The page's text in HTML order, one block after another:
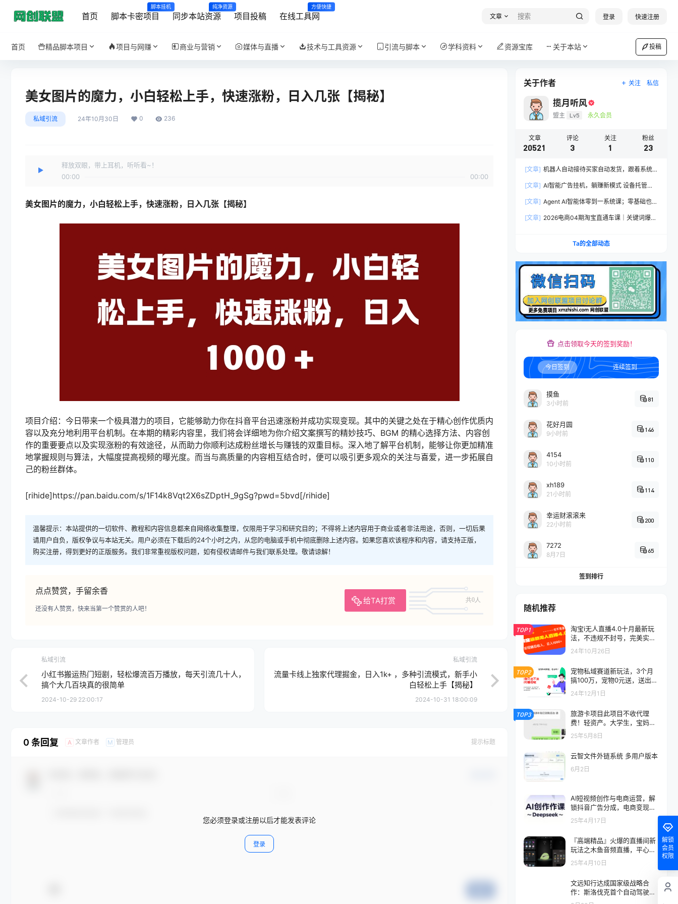
首页 脚本卡密项目
脚本挂机
同步本站资源
纯净资源
项目投稿 在线工具网
方便快捷
文章 登录 快速注册
首页 精品脚本项目 项目与网赚 商业与营销 媒体与直播 技术与工具资源 引流与脚本 学科资料 资源宝库 关于本站 投稿
美女图片的魔力，小白轻松上手，快速涨粉，日入几张【揭秘】
私域引流 24年10月30日 0 236
释放双眼，带上耳机，听听看~！
00:00
00:00
美女图片的魔力，小白轻松上手， 快速涨粉，日入几张【揭秘】
项目介绍：今日带来一个极具潜力的项目，它能够助力你在抖音平台迅速涨粉并成功实现变现。其中的关键之处在于精心创作优质内
容以及充分地利用平台机制。在本期的精彩内容里，我们将会详细地为你介绍文案撰写的精妙技巧、BGM 的精心选择方法、内容创
作的重要要点以及实现涨粉的有效途径，从而助力你顺利达成粉丝增长与赚钱的双重目标。深入地了解平台机制，能够让你更加精准
地掌握规则与算法，大幅度提高视频的曝光度。而当与高质量的内容相互结合时，便可以吸引更多观众的关注与喜爱，进一步拓展自
己的粉丝群体。
[rihide]https://pan.baidu.com/s/1F14k8Vqt2X6sZDptH_9gSg?pwd=5bvd[/rihide]
温馨提示：本站提供的一切软件、教程和内容信息都来自网络收集整理，仅限用于学习和研究目的；不得将上述内容用于商业或者非法用途，否则，一切后果
请用户自负，版权争议与本站无关。用户必须在下载后的24个小时之内，从您的电脑或手机中彻底删除上述内容。如果您喜欢该程序和内容，请支持正版，
购买注册，得到更好的正版服务。我们非常重视版权问题，如有侵权请邮件与我们联系处理。敬请谅解！
点点赞赏，手留余香
给TA打赏 共0人
还没有人赞赏，快来当第一个赞赏的人吧！
私域引流
小红书搬运热门短剧，轻松爆流百万播放，每天引流几十人，
搞个大几百块真的很简单
2024-10-29 22:00:17
私域引流
流量卡线上独家代理掘金，日入1k+ ，多种引流模式，新手小
白轻松上手【揭秘】
2024-10-31 18:00:09
0 条回复 A 文章作者 M 管理员 提示标题
您必须登录或注册以后才能发表评论
登录
关于作者 关注 私信
揽月听风
盟主 Lv5 永久会员
文章
20521
评论
3
关注
1
粉丝
23
[文章] 机器人自动接待买家自动发货，跟着系统
[文章] AI智能广告挂机，躺赚新模式 设备托管运
[文章] Agent AI智能体零到一系统课；零基础也能
完整覆盖
[文章] 2026电商04期淘宝直通车课｜关键词爆打
Ta的全部动态
点击领取今天的签到奖励！
今日签到 连续签到
摸鱼
3小时前
81
花好月圆
9小时前
146
4154
10小时前
110
xh189
21小时前
114
幸运财滚滚来
22小时前
200
7272
8月7日
65
签到排行
随机推荐
TOP1
淘宝i无人直播4.0十月最新玩
法，不违规不封号，完美实现
睡后收入，日躺…
24年10月26日
TOP2
宠物私域赛道新玩法，3个月
搞100万，宠物0元送，送出一
只利润1000-2000
24年12月1日
TOP3
旅游卡项目此项目不收代理
费！轻资产。大学生，宝妈，
上班族都可以做！
25年5月8日
云智文件外链系统 多用户版本
6月2日
AI短视频创作与电商运营，解
锁抖音广告分成，电商变现等
运营秘籍
25年4月17日
『高端精品』火爆的直播间新
玩法之木鱼音频直播，平心静
气释放压力必备『永久脚本
+一机一码』
25年4月10日
文远知行达成国家级战略合
作：斯洛伐克首个自动驾驶项
目
解锁
会员
权限